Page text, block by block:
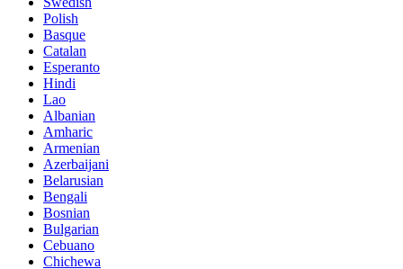
Polish
Basque
Catalan
Esperanto
Hindi
Lao
Albanian
Amharic
Armenian
Azerbaijani
Belarusian
Bengali
Bosnian
Bulgarian
Cebuano
Chichewa